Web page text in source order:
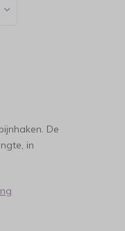
De
in